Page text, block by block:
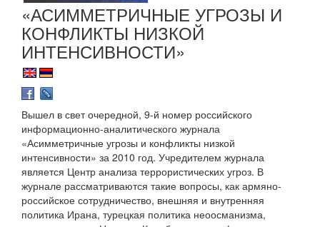
«АСИММЕТРИЧНЫЕ УГРОЗЫ И
КОНФЛИКТЫ НИЗКОЙ
ИНТЕНСИВНОСТИ»
Вышел в свет очередной, 9-й номер российского
информационно-аналитического журнала
«Асимметричные угрозы и конфликты низкой
интенсивности» за 2010 год. Учредителем журнала
является Центр анализа террористических угроз. В
журнале рассматриваются такие вопросы, как армяно-
российское сотрудничество, внешняя и внутренняя
политика Ирана, турецкая политика неоосманизма,